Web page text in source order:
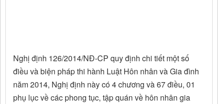
Nghị định 126/2014/NĐ-CP quy định chi tiết một số
điều và biện pháp thi hành Luật Hôn nhân và Gia đình
năm 2014, Nghị định này có 4 chương và 67 điều, 01
phụ lục về các phong tục, tập quán về hôn nhân gia